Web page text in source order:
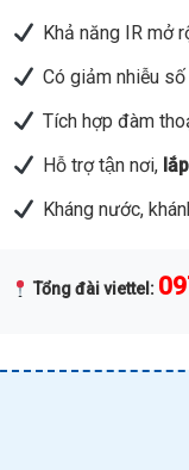
Khả năng IR mở
Có giảm nhiễu
Tích hợp đàm
Hỗ trợ tận nơi,lắp
Kháng nước,
Tổng đài viettel :